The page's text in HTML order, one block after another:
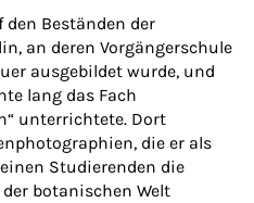
Beständen der
an deren Vorgängerschule
ausgebildet wurde, und
lang das Fach
unterrichtete. Dort
die er als
Studierenden die
botanischen Welt